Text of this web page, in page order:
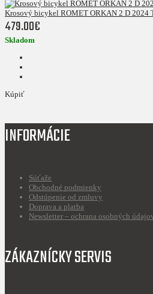
Krosový bicykel ROMET ORKAN 2 D 2024
479.00€
Skladom
Kúpiť
INFORMÁCIE
Súťaže
Obchodné podmienky
Odstúpenie od zmluvy
Doprava a platba
Newsletter – ochrana osobných
ZÁKAZNÍCKY SERVIS